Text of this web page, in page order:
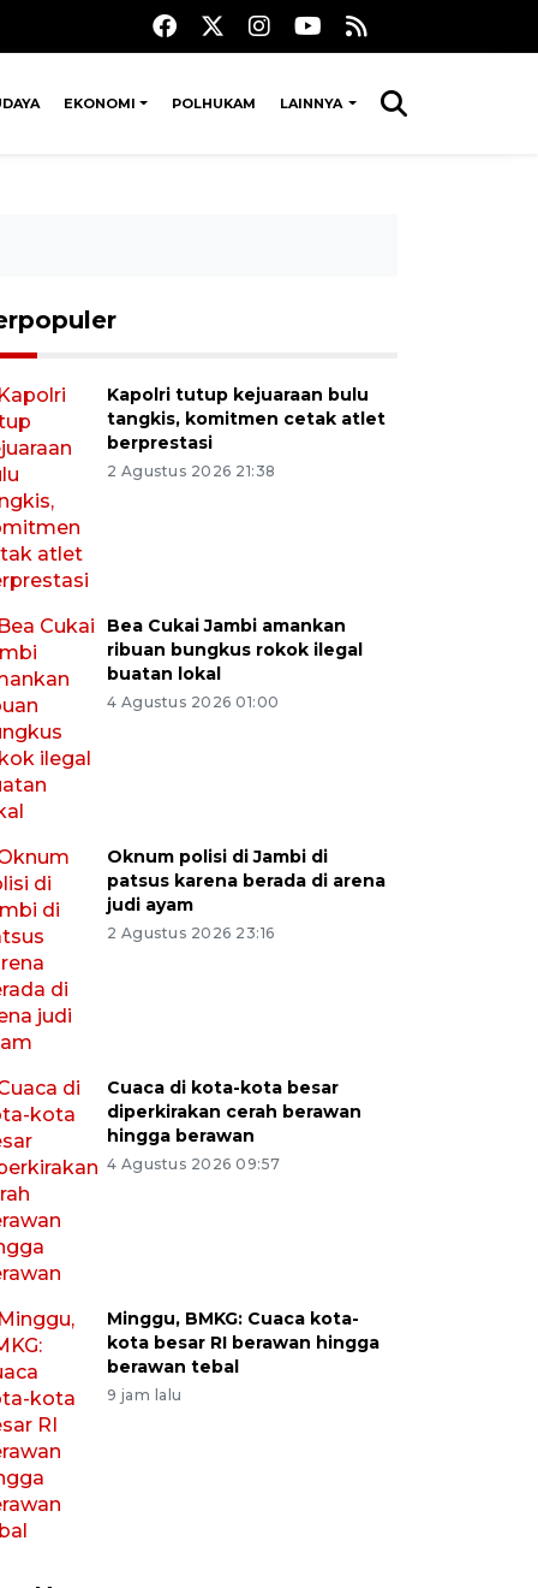
EKONOMI POLHUKAM LAINNYA
Kapolri tutup kejuaraan bulu
tangkis, komitmen cetak atlet
berprestasi
2 Agustus 2026 21:38
Bea Cukai Jambi amankan
ribuan bungkus rokok ilegal
buatan lokal
4 Agustus 2026 01:00
Oknum polisi di Jambi di
patsus karena berada di arena
judi ayam
2 Agustus 2026 23:16
Cuaca di kota-kota besar
diperkirakan cerah berawan
hingga berawan
4 Agustus 2026 09:57
Minggu, BMKG: Cuaca kota-
kota besar RI berawan hingga
berawan tebal
9 jam lalu